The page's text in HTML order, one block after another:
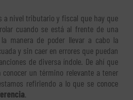
a nivel tributario y fiscal que hay que
cuando se está al frente de una
manera de poder llevar a cabo la
y sin caer en errores que puedan
de diversa índole. De ahí que
un término relevante a tener
refiriendo a lo que se conoce
.